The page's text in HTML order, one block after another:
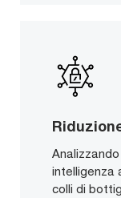
intelligenza
colli di